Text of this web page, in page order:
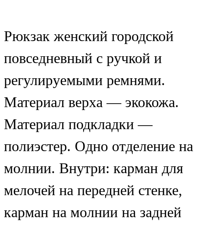
Рюкзак женский городской
повседневный с ручкой и
регулируемыми ремнями.
Материал верха — экокожа.
Материал подкладки —
полиэстер. Одно отделение на
молнии. Внутри: карман для
мелочей на передней стенке,
карман на молнии на задней